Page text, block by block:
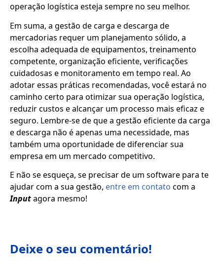
operação logística esteja sempre no seu melhor.
Em suma, a gestão de carga e descarga de
mercadorias requer um planejamento sólido, a
escolha adequada de equipamentos, treinamento
competente, organização eficiente, verificações
cuidadosas e monitoramento em tempo real. Ao
adotar essas práticas recomendadas, você estará no
caminho certo para otimizar sua operação logística,
reduzir custos e alcançar um processo mais eficaz e
seguro. Lembre-se de que a gestão eficiente da carga
e descarga não é apenas uma necessidade, mas
também uma oportunidade de diferenciar sua
empresa em um mercado competitivo.
E não se esqueça, se precisar de um software para te
ajudar com a sua gestão, entre em contato com a
Inputagora mesmo!
Deixe o seu comentário!